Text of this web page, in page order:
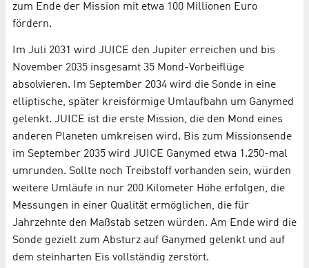
zum Ende der Mission mit etwa 100 Millionen Euro
fördern.
Im Juli 2031 wird JUICE den Jupiter erreichen und bis
November 2035 insgesamt 35 Mond-Vorbeiflüge
absolvieren. Im September 2034 wird die Sonde in eine
elliptische, später kreisförmige Umlaufbahn um Ganymed
gelenkt. JUICE ist die erste Mission, die den Mond eines
anderen Planeten umkreisen wird. Bis zum Missionsende
im September 2035 wird JUICE Ganymed etwa 1.250-mal
umrunden. Sollte noch Treibstoff vorhanden sein, würden
weitere Umläufe in nur 200 Kilometer Höhe erfolgen, die
Messungen in einer Qualität ermöglichen, die für
Jahrzehnte den Maßstab setzen würden. Am Ende wird die
Sonde gezielt zum Absturz auf Ganymed gelenkt und auf
dem steinharten Eis vollständig zerstört.